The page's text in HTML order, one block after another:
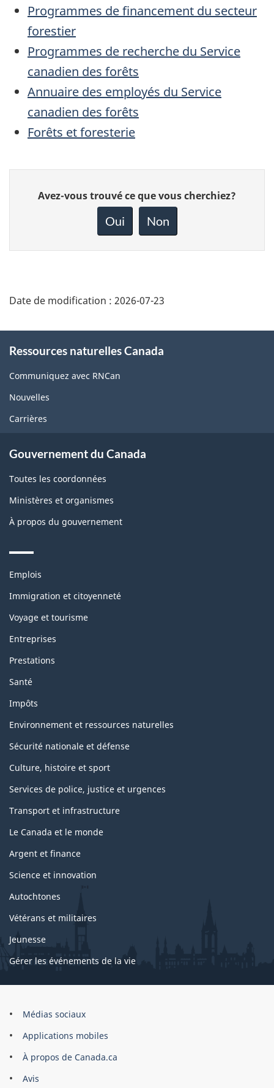
Programmes de financement du secteur
forestier
Programmes de recherche du Service
canadien des forêts
Annuaire des employés du Service
canadien des forêts
Forêts et foresterie
Donnez
votre
page
Avez-vous trouvé ce que vous cherchiez?
Oui Non
Date de modification : 2026-07-23
this
site
Ressources naturelles Canada
Communiquez avec RNCan
Nouvelles
Carrières
Gouvernement du Canada
Toutes les coordonnées
Ministères et organismes
À propos du gouvernement
Themes
topics
Emplois
Immigration et citoyenneté
Voyage et tourisme
Entreprises
Prestations
Santé
Impôts
Environnement et ressources naturelles
Sécurité nationale et défense
Culture, histoire et sport
Services de police, justice et urgences
Transport et infrastructure
Le Canada et le monde
Argent et finance
Science et innovation
Autochtones
Vétérans et militaires
Jeunesse
Gérer les événements de la vie
Organisation
gouvernement
du
Canada
Médias sociaux
Applications mobiles
À propos de Canada.ca
Avis